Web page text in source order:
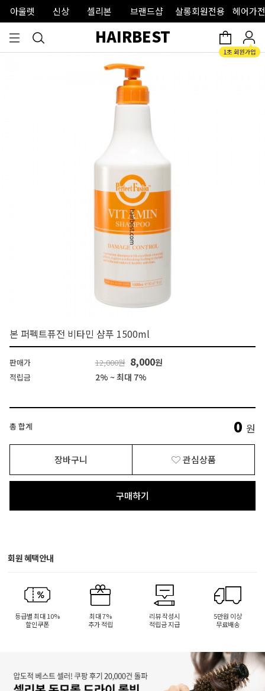
아울렛 신상 셀리본 브랜드샵 살롱회원전용 헤어가
HAIRBEST
본 퍼펙트퓨전 비타민 샴푸 1500ml
판매가 12,000원 8,000원
적립금 2% ~ 최대 7%
총 합계 0 원
장바구니 관심상품
구매하기
회원 혜택안내
등급별 최대 10%
할인쿠폰
최대 7%
추가 적립
리뷰 작성시
적립금 지급
5만원 이상
무료배송